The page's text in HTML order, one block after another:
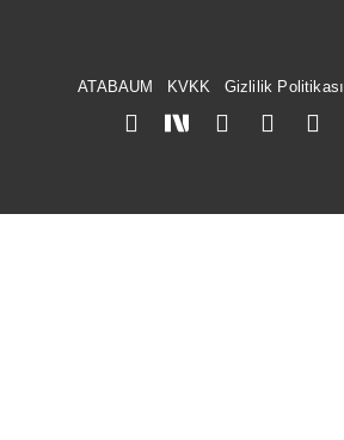
ATABAUM KVKK Gizlilik Politikası